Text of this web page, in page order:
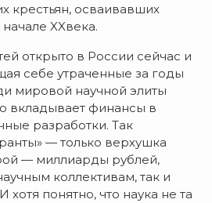
крестьян, осваивавших
XXвека.
открыто в России сейчас и
себе утраченные за годы
мировой научной элиты
вкладывает финансы в
разработки. Так
— только верхушка
— миллиарды рублей,
коллективам, так и
понятно, что наука не та